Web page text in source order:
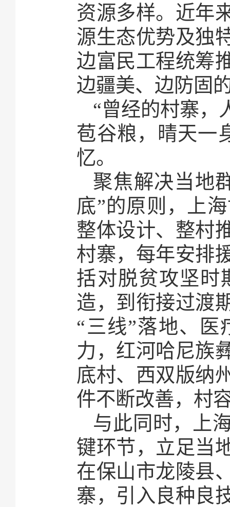
资源多样。近年
源生态优势及独
边富民工程统筹
边疆美、边防固
“曾经的村寨，
苞谷粮，晴天一
忆。
聚焦解决当地
底”的原则，上
整体设计、整村
村寨，每年安排
括对脱贫攻坚时
造，到衔接过渡
“三线”落地、医
力，红河哈尼族
底村、西双版纳
件不断改善，村
与此同时，上
键环节，立足当
在保山市龙陵县
寨，引入良种良